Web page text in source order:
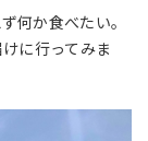
何か食べたい。
に行ってみま